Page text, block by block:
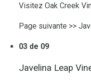
Visitez Oak Creek
Page suivante >>
03 de 09
Javelina Leap